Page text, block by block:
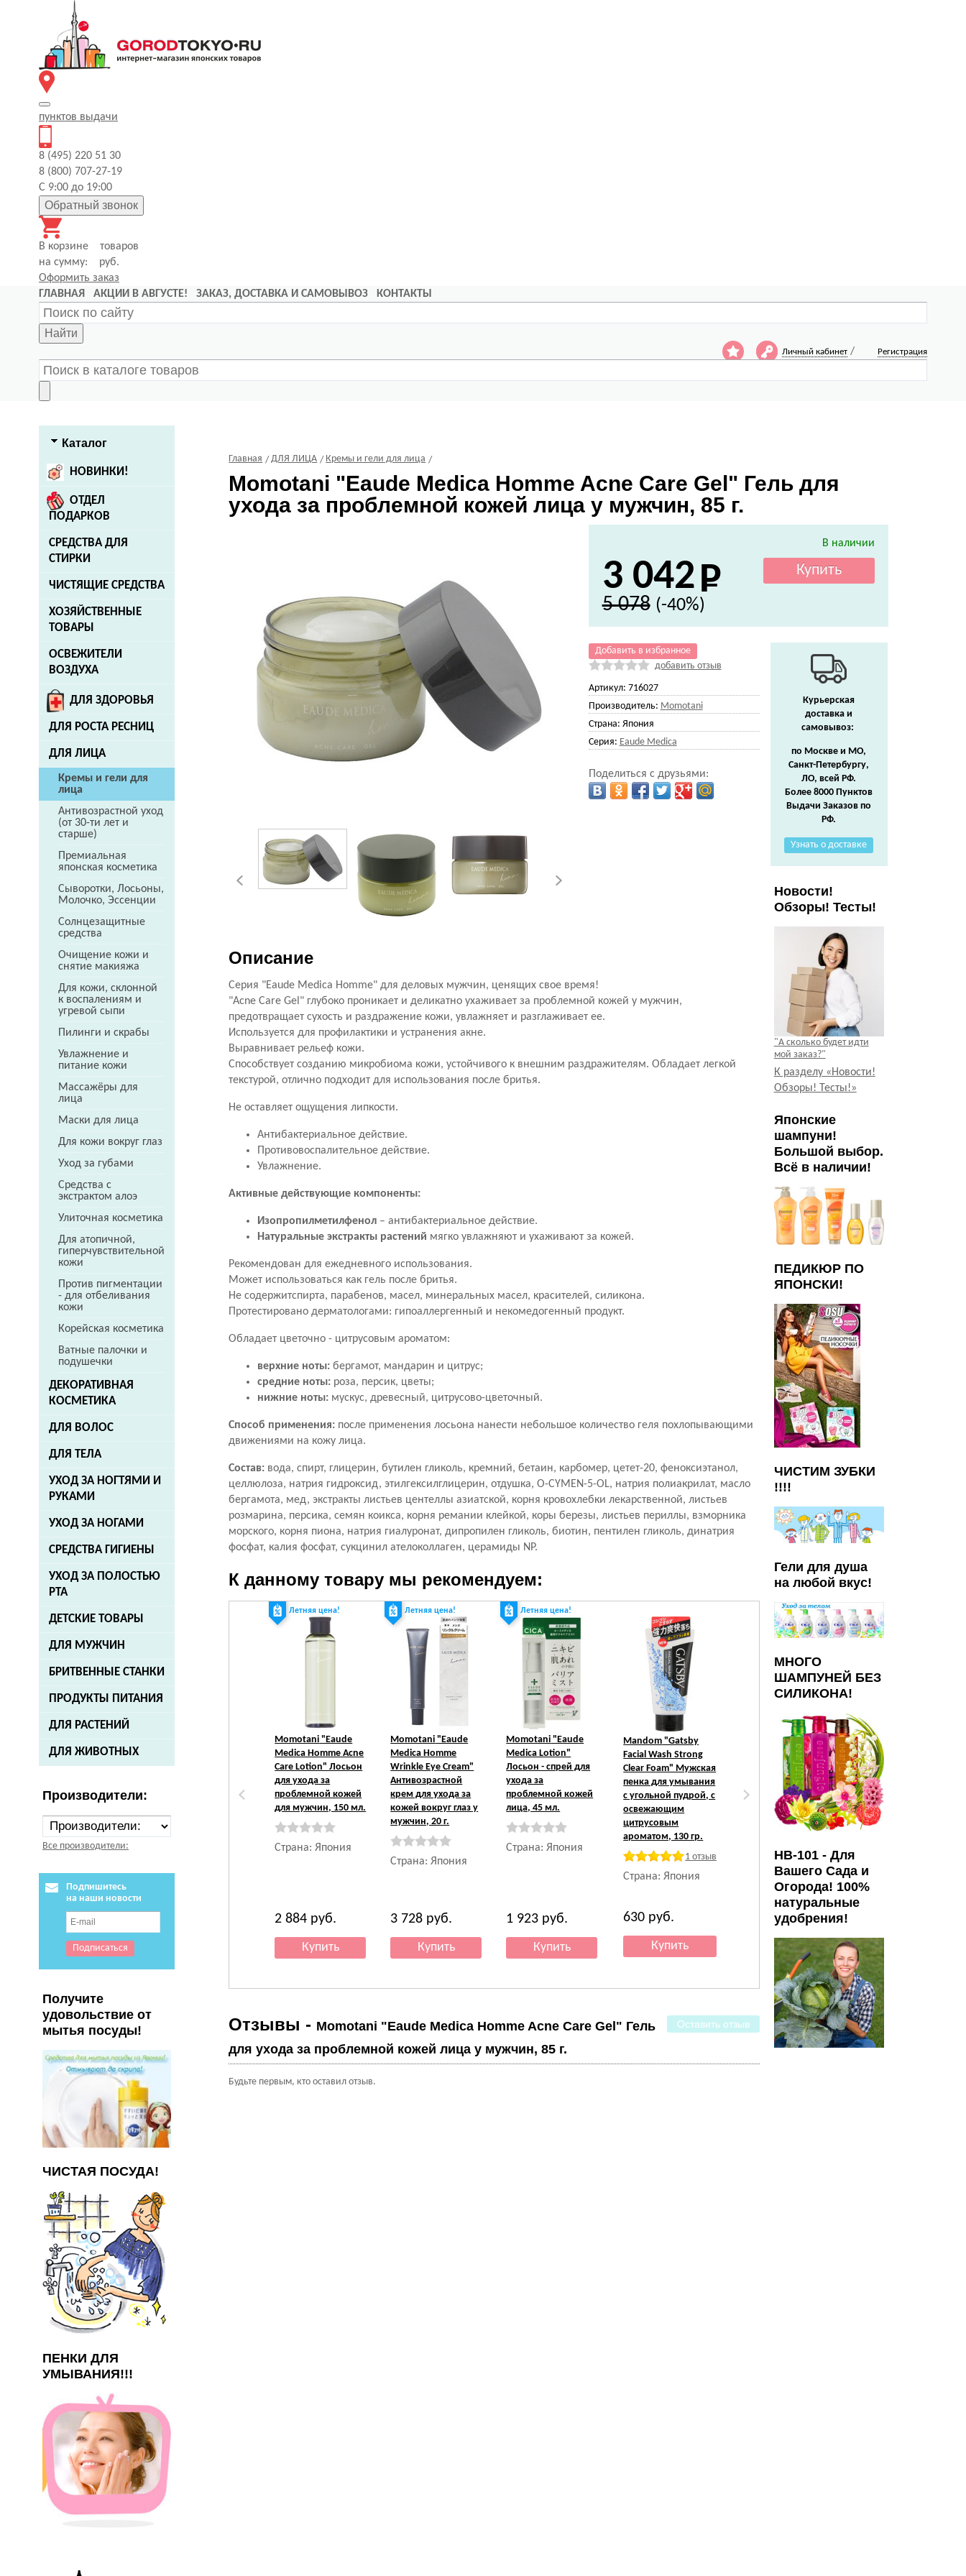
пунктов выдачи
8 (495) 220 51 30
8 (800) 707-27-19
С 9:00 до 19:00
Обратный звонок
В корзине
товаров
на сумму:
руб.
Оформить заказ
ГЛАВНАЯ
АКЦИИ В АВГУСТЕ! ЗАКАЗ, ДОСТАВКА И САМОВЫВОЗ КОНТАКТЫ
Найти
Личный кабинет / Регистрация
Каталог
НОВИНКИ!
ОТДЕЛ
ПОДАРКОВ
СРЕДСТВА ДЛЯ
СТИРКИ
ЧИСТЯЩИЕ СРЕДСТВА
ХОЗЯЙСТВЕННЫЕ
ТОВАРЫ
ОСВЕЖИТЕЛИ
ВОЗДУХА
ДЛЯ ЗДОРОВЬЯ
ДЛЯ РОСТА РЕСНИЦ
ДЛЯ ЛИЦА
Кремы и гели для
лица
Антивозрастной уход
(от 30-ти лет и
старше)
Премиальная
японская косметика
Сыворотки, Лосьоны,
Молочко, Эссенции
Солнцезащитные
средства
Очищение кожи и
снятие макияжа
Для кожи, склонной
к воспалениям и
угревой сыпи
Пилинги и скрабы
Увлажнение и
питание кожи
Массажёры для
лица
Маски для лица
Для кожи вокруг глаз
Уход за губами
Средства с
экстрактом алоэ
Улиточная косметика
Для атопичной,
гиперчувствительной
кожи
Против пигментации
- для отбеливания
кожи
Корейская косметика
Ватные палочки и
подушечки
ДЕКОРАТИВНАЯ
КОСМЕТИКА
ДЛЯ ВОЛОС
ДЛЯ ТЕЛА
УХОД ЗА НОГТЯМИ И
РУКАМИ
УХОД ЗА НОГАМИ
СРЕДСТВА ГИГИЕНЫ
УХОД ЗА ПОЛОСТЬЮ
РТА
ДЕТСКИЕ ТОВАРЫ
ДЛЯ МУЖЧИН
БРИТВЕННЫЕ СТАНКИ
ПРОДУКТЫ ПИТАНИЯ
ДЛЯ РАСТЕНИЙ
ДЛЯ ЖИВОТНЫХ
Производители:
Все производители:
Подпишитесь
на наши новости
Получите
удовольствие от
мытья посуды!
ЧИСТАЯ ПОСУДА!
ПЕНКИ ДЛЯ
УМЫВАНИЯ!!!
Главная ДЛЯ ЛИЦА Кремы и гели для лица
Momotani "Eaude Medica Homme Acne Care Gel" Гель для
ухода за проблемной кожей лица у мужчин, 85 г.
В наличии
3 042
5 078 (-40%)
Добавить в избранное
добавить отзыв
Артикул: 716027
Производитель: Momotani
Страна: Япония
Серия: Eaude Medica
Поделиться с друзьями:
Описание
Серия "Eaude Medica Homme" для деловых мужчин, ценящих свое время!
"Acne Care Gel" глубоко проникает и деликатно ухаживает за проблемной кожей у мужчин,
предотвращает сухость и раздражение кожи, увлажняет и разглаживает ее.
Используется для профилактики и устранения акне.
Выравнивает рельеф кожи.
Способствует созданию микробиома кожи, устойчивого к внешним раздражителям. Обладает легкой
текстурой, отлично подходит для использования после бритья.
Не оставляет ощущения липкости.
Антибактериальное действие.
Противовоспалительное действие.
Увлажнение.
Активные действующие компоненты:
Изопропилметилфенол – антибактериальное действие.
Натуральные экстракты растений мягко увлажняют и ухаживают за кожей.
Рекомендован для ежедневного использования.
Может использоваться как гель после бритья.
Не содержитспирта, парабенов, масел, минеральных масел, красителей, силикона.
Протестировано дерматологами: гипоаллергенный и некомедогенный продукт.
Обладает цветочно - цитрусовым ароматом:
верхние ноты: бергамот, мандарин и цитрус;
средние ноты: роза, персик, цветы;
нижние ноты: мускус, древесный, цитрусово-цветочный.
Способ применения: после применения лосьона нанести небольшое количество геля похлопывающими
движениями на кожу лица.
Состав: вода, спирт, глицерин, бутилен гликоль, кремний, бетаин, карбомер, цетет-20, феноксиэтанол,
целлюлоза, натрия гидроксид, этилгексилглицерин, отдушка, O-CYMEN-5-OL, натрия полиакрилат, масло
бергамота, мед, экстракты листьев центеллы азиатской, корня кровохлебки лекарственной, листьев
розмарина, персика, семян коикса, корня ремании клейкой, коры березы, листьев периллы, взморника
морского, корня пиона, натрия гиалуронат, дипропилен гликоль, биотин, пентилен гликоль, динатрия
фосфат, калия фосфат, сукцинил ателоколлаген, церамиды NP.
К данному товару мы рекомендуем:
Летняя цена!
Momotani "Eaude
Medica Homme Acne
Care Lotion" Лосьон
для ухода за
проблемной кожей
для мужчин, 150 мл.
Страна: Япония
2 884 руб.
Летняя цена!
Momotani "Eaude
Medica Homme
Wrinkle Eye Cream"
Антивозрастной
крем для ухода за
кожей вокруг глаз у
мужчин, 20 г.
Страна: Япония
3 728 руб.
Летняя цена!
Momotani "Eaude
Medica Lotion"
Лосьон - спрей для
ухода за
проблемной кожей
лица, 45 мл.
Страна: Япония
1 923 руб.
Mandom "Gatsby
Facial Wash Strong
Clear Foam" Мужская
пенка для умывания
с угольной пудрой, с
освежающим
цитрусовым
ароматом, 130 гр.
1 отзыв
Страна: Япония
630 руб.
"Gatsby
Deodorant Roll-on
Smart Soap"
Дезодорант-
антиперспирант
роликовый для
мужчин, с
Страна: Япония
1 324руб.
Оставить отзыв
Отзывы - Momotani "Eaude Medica Homme Acne Care Gel" Гель
для ухода за проблемной кожей лица у мужчин, 85 г.
Будьте первым, кто оставил отзыв.
Курьерская
доставка и
самовывоз:
по Москве и МО,
Санкт-Петербургу,
ЛО, всей РФ.
Более 8000 Пунктов
Выдачи Заказов по
РФ.
Узнать о доставке
Новости!
Обзоры! Тесты!
"А сколько будет идти
мой заказ?"
К разделу «Новости!
Обзоры! Тесты!»
Японские
шампуни!
Большой выбор.
Всё в наличии!
ПЕДИКЮР ПО
ЯПОНСКИ!
ЧИСТИМ ЗУБКИ
!!!!
Гели для душа
на любой вкус!
МНОГО
ШАМПУНЕЙ БЕЗ
СИЛИКОНА!
HB-101 - Для
Вашего Сада и
Огорода! 100%
натуральные
удобрения!